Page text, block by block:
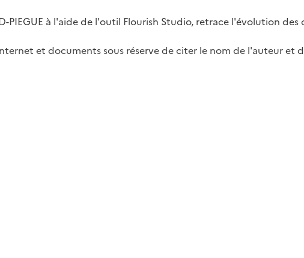
PIEGUE à l'aide de l'outil Flourish Studio, retrace l'évolution
et documents sous réserve de citer le nom de l'auteur et